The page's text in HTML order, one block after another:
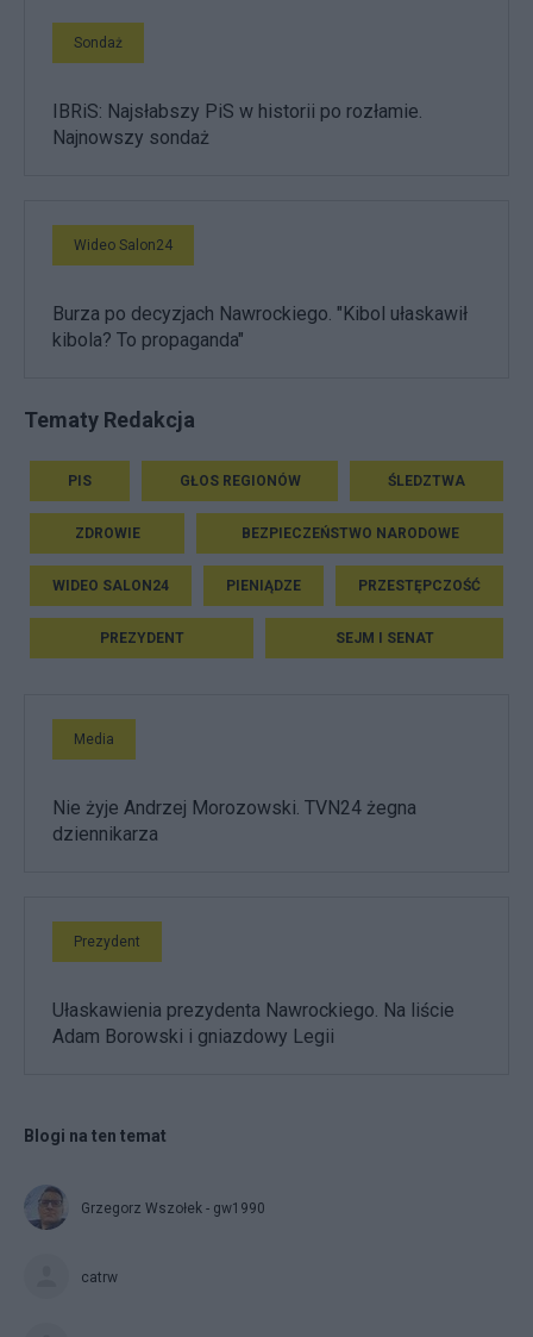
Sondaż
IBRiS: Najsłabszy PiS w historii po rozłamie.
Najnowszy sondaż
Wideo Salon24
Burza po decyzjach Nawrockiego. "Kibol ułaskawił
kibola? To propaganda"
Tematy Redakcja
PIS GŁOS REGIONÓW ŚLEDZTWA
ZDROWIE BEZPIECZEŃSTWO NARODOWE
WIDEO SALON24 PIENIĄDZE PRZESTĘPCZOŚĆ
PREZYDENT SEJM I SENAT
Media
Nie żyje Andrzej Morozowski. TVN24 żegna
dziennikarza
Prezydent
Ułaskawienia prezydenta Nawrockiego. Na liście
Adam Borowski i gniazdowy Legii
Blogi na ten temat
Grzegorz Wszołek - gw1990
catrw